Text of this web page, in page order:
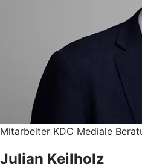
Mitarbeiter KDC Mediale
Julian Keilholz